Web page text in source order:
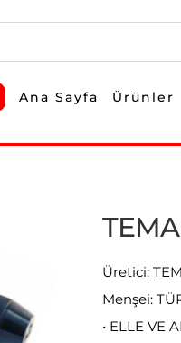
Ana Sayfa Ürünler
Üretici:
Menşei:
• ELLE VE